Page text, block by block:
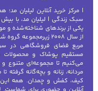
پیراهن رسمی
پیراهن رسمی
کاری، جلسات
این پیراهن‌ها
ساده و یقه‌های
| مرکز خرید آنلاین لیلیان
یکی از برندهای شناخته‌شده و
مربع فضای فروشگاهی در
مستقیم پوشاک و محصولات
می‌کنیم تا مجموعه‌ای متنوع و
مردانه، زنانه و بچه‌گانه
کیف، کفش و چمدان. همه